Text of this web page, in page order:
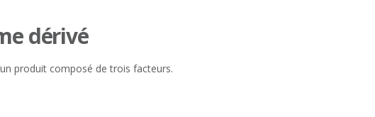
dérivé
produit composé de trois facteurs.